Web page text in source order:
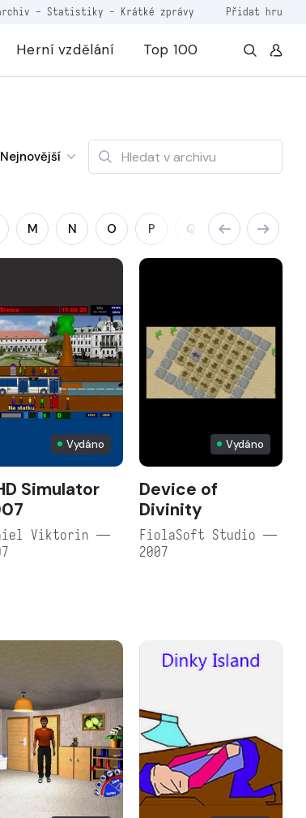
- Statistiky - Krátké zprávy Přidat hru
Herní vzdělání Top 100
Nejnovější
M N O P Q R S
Vydáno
Simulator
Viktorin —
Vydáno
Device of
Divinity
FiolaSoft Studio —
2007